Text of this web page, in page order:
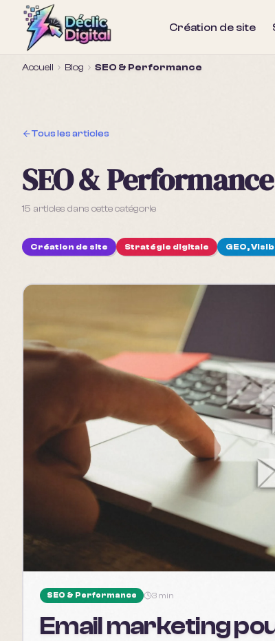
Création de site
Accueil Blog SEO & Performance
Tous les articles
SEO & Performance
15 articles dans cette catégorie
Création de site Stratégie digitale GEO,
SEO & Performance 3 min
Email marketing